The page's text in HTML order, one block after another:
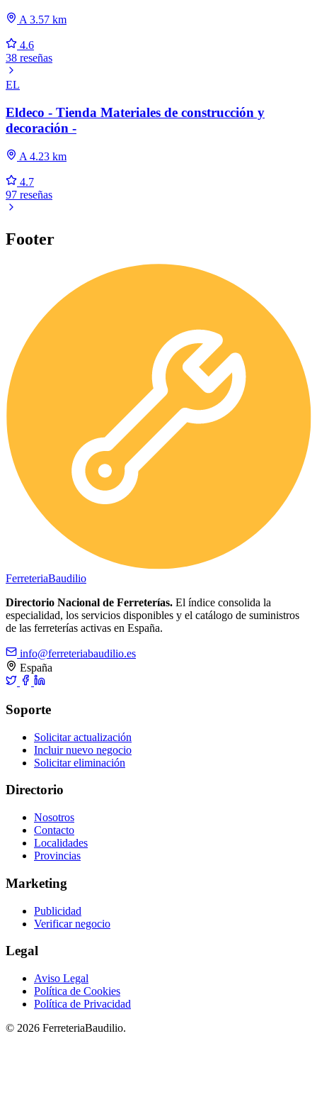
A 3.57 km
4.6
38 reseñas
EL
Eldeco - Tienda Materiales de construcción y
decoración -
A 4.23 km
4.7
97 reseñas
Footer
FerreteriaBaudilio
Directorio Nacional de Ferreterías. El índice consolida la
especialidad, los servicios disponibles y el catálogo de suministros
de las ferreterías activas en España.
info@ferreteriabaudilio.es
España
Soporte
Solicitar actualización
Incluir nuevo negocio
Solicitar eliminación
Directorio
Nosotros
Contacto
Localidades
Provincias
Marketing
Publicidad
Verificar negocio
Legal
Aviso Legal
Política de Cookies
Política de Privacidad
© 2026 FerreteriaBaudilio.